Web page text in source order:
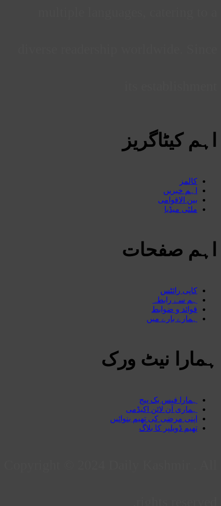
اہم کیٹاگریز
کالمز
اہم خبریں
بین الاقوامی
ملٹی میڈیا
اہم صفحات
کاپی رائٹس
ہم سے رابطہ
قوائد و ضوابط
ہمارے بارے میں
ہمارا نیٹ ورک
ہمارا فیس بک پیج
ہماری آن لائن اکیڈمی
اپنی مرضی کی تھیم بنوائیں
تھیم ڈویلپر کا بلاگ